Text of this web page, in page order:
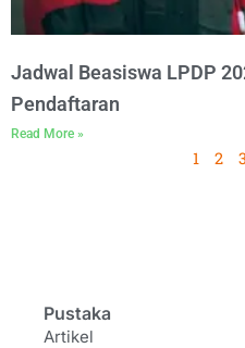
Jadwal Beasiswa LPDP
Pendaftaran
Read More »
1 2 3
Pustaka
Artikel